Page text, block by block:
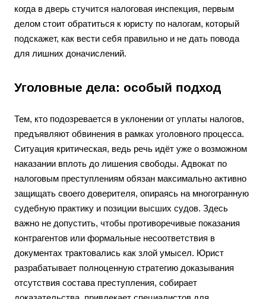
когда в дверь стучится налоговая инспекция, первым
делом стоит обратиться к юристу по налогам, который
подскажет, как вести себя правильно и не дать повода
для лишних доначислений.
Уголовные дела: особый подход
Тем, кто подозревается в уклонении от уплаты налогов,
предъявляют обвинения в рамках уголовного процесса.
Ситуация критическая, ведь речь идёт уже о возможном
наказании вплоть до лишения свободы. Адвокат по
налоговым преступлениям обязан максимально активно
защищать своего доверителя, опираясь на многогранную
судебную практику и позиции высших судов. Здесь
важно не допустить, чтобы противоречивые показания
контрагентов или формальные несоответствия в
документах трактовались как злой умысел. Юрист
разрабатывает полноценную стратегию доказывания
отсутствия состава преступления, собирает